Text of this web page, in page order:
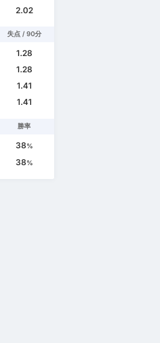
2.02
失点 / 90分
1.28
1.28
1.41
1.41
勝率
38%
38%